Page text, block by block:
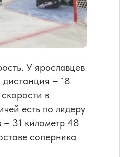
У ярославцев
– 18
в
есть по лидеру
31 километр 48
соперника